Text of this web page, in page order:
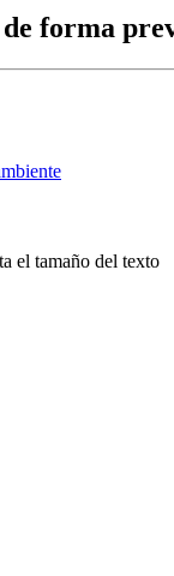
forma